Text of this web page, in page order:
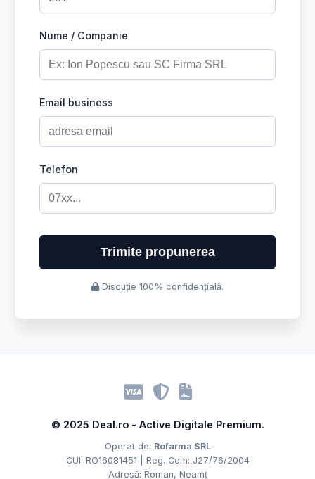
Nume / Companie
Email business
Telefon
Trimite propunerea
Discuție 100% confidențială.
© 2025 Deal.ro - Active Digitale Premium.
Operat de: Rofarma SRL
CUI: RO16081451 | Reg. Com: J27/76/2004
Adresă: Roman, Neamț